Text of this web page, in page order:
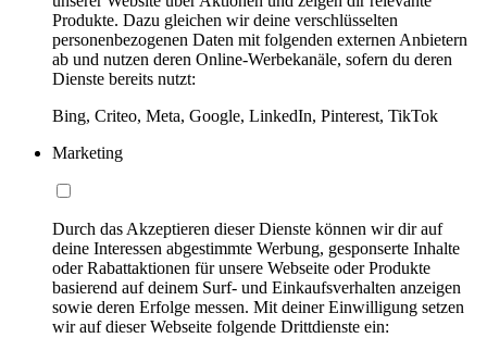
Produkte. Dazu gleichen wir deine verschlüsselten
personenbezogenen Daten mit folgenden externen Anbietern
ab und nutzen deren Online-Werbekanäle, sofern du deren
Dienste bereits nutzt:
Bing, Criteo, Meta, Google, LinkedIn, Pinterest, TikTok
Marketing
Durch das Akzeptieren dieser Dienste können wir dir auf
deine Interessen abgestimmte Werbung, gesponserte Inhalte
oder Rabattaktionen für unsere Webseite oder Produkte
basierend auf deinem Surf- und Einkaufsverhalten anzeigen
sowie deren Erfolge messen. Mit deiner Einwilligung setzen
wir auf dieser Webseite folgende Drittdienste ein: